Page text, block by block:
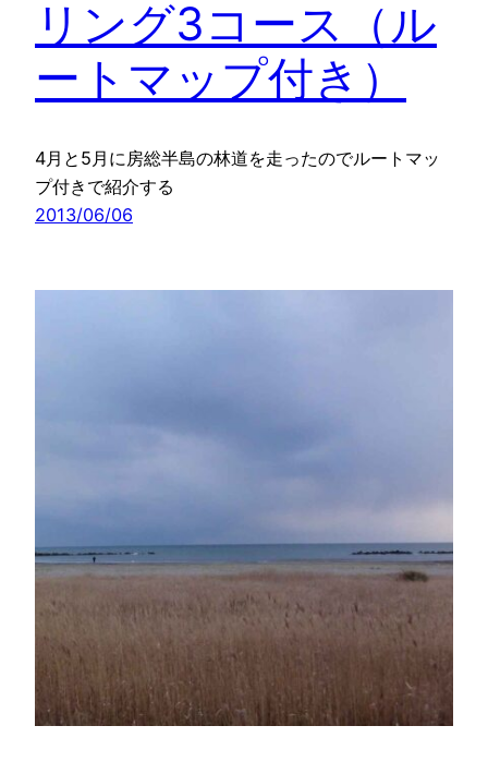
リング3コース（ル
ートマップ付き）
4月と5月に房総半島の林道を走ったのでルートマッ
プ付きで紹介する
2013/06/06